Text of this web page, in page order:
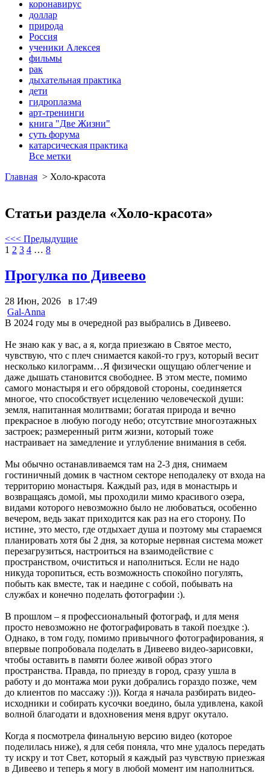
коронавирус
доллар
природа
Россия
ученики Алексея
фильмы
рак
дыхательная практика
дети
гидроплазма
арт-тренинги
книга "Две Жизни"
суть форума
катарсическая практика
Все метки
Главная > Холо-красота
Статьи раздела «Холо-красота»
<<< Предыдущие
1 2 3 4 … 8
Прогулка по Дивеево
28 Июн, 2026 в 17:49
Gal-Anna
В 2024 году мы в очередной раз выбрались в Дивеево.
Не знаю как у вас, а я, когда приезжаю в Святое место,
чувствую, что с плеч снимается какой-то груз, который весит
несколько килограмм…Я физически ощущаю облегчение и
даже дышать становится свободнее. В этом месте, помимо
самого монастыря и его обрядовой стороны, соединяется
многое, что способствует исцелению человеческой души:
земля, напитанная молитвами; богатая природа и вечно
прекрасное в любую погоду небо; отсутствие многоэтажных
застроек; размеренный ритм жизни, который тоже
настраивает на замедление и углубление внимания в себя.
Мы обычно останавливаемся там на 2-3 дня, снимаем
гостиничный домик в частном секторе неподалеку от входа на
территорию монастыря. Каждый раз, идя в монастырь и
возвращаясь домой, мы проходили мимо красивого озера,
видами которого невозможно было не любоваться, особенно
вечером, ведь закат приходится как раз на его сторону. По
истине, это место, где отдыхает душа и поэтому мы стараемся
планировать хотя бы 2 дня, за которые нервная система может
перезагрузиться, настроиться на взаимодействие с
пространством, очиститься и наполниться. Если не надо
никуда торопиться, есть возможность спокойно погулять,
побыть как вместе, так и наедине с собой, побывать на
службах и конечно поделать фотографии :).
В прошлом – я профессиональный фотограф, и для меня
просто невозможно не фотографировать в такой поездке :).
Однако, в том году, помимо привычного фотографирования, я
впервые попробовала поделать в Дивеево видео-зарисовки,
чтобы оставить в памяти более живой образ этого
пространства. Правда, по приезду в город, сразу ушла в
работу и до монтажа мои руки добрались гораздо позже, чем
до клиентов по массажу :))). Когда я начала разбирать видео-
исходники и собирать кусочки воедино, была удивлена, какой
волной благодати и вдохновения меня вдруг окутало.
Когда я посмотрела финальную версию видео (которое
поделилась ниже), я для себя поняла, что мне удалось передать
ту искру и тот Свет, который я каждый раз чувствую приезжая
в Дивеево и теперь я могу в любой момент им наполниться.